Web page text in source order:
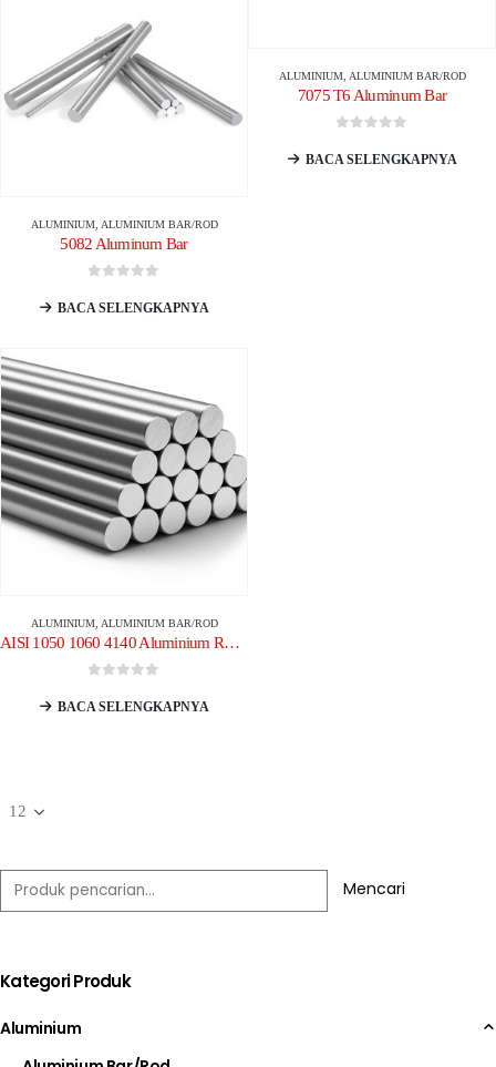
ALUMINIUM, ALUMINIUM BAR/ROD
5082 Aluminum Bar
BACA SELENGKAPNYA
ALUMINIUM, ALUMINIUM BAR/ROD
7075 T6 Aluminum Bar
BACA SELENGKAPNYA
ALUMINIUM, ALUMINIUM BAR/ROD
AISI 1050 1060 4140 Aluminium Round Bar
BACA SELENGKAPNYA
Mencari
Kategori Produk
Aluminium